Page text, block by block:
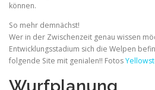
können.
So mehr demnächst!
Wer in der Zwischenzeit genau wissen
Entwicklungsstadium sich die Welpen
folgende Site mit genialen!! Fotos
Wurfplanung